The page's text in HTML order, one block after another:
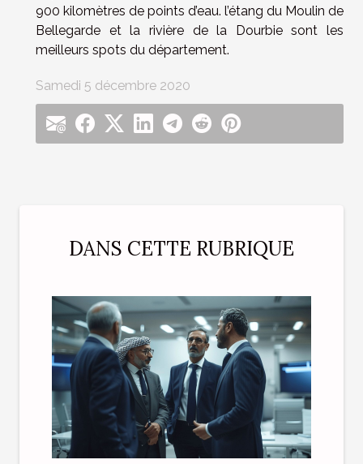
DANS CETTE RUBRIQUE
900 kilomètres de points d’eau. l’étang du Moulin de
Bellegarde et la rivière de la Dourbie sont les
meilleurs spots du département.
Samedi 5 décembre 2020